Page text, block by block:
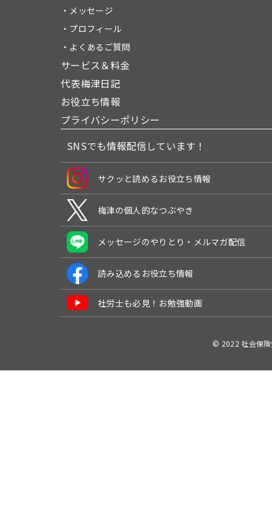
・メッセージ
・プロフィール
・よくあるご質問
サービス＆料金
代表梅津日記
お役立ち情報
プライバシーポリシー
SNSでも情報配信しています！
サクッと読めるお役立ち情報
梅津の個人的なつぶやき
メッセージのやりとり・メルマガ配信
読み込めるお役立ち情報
社労士も必見！お勉強動画
© 2022 社会保